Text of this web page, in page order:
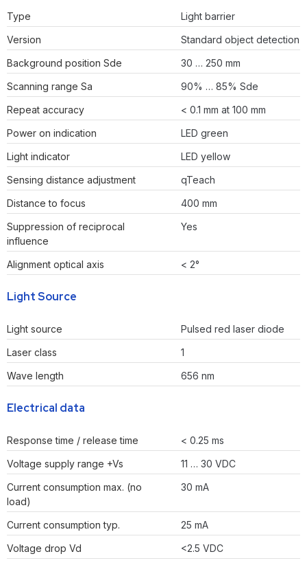
Type
Light barrier
Version
Standard object detection
Background position Sde
30 … 250 mm
Scanning range Sa
90% … 85% Sde
Repeat accuracy
< 0.1 mm at 100 mm
Power on indication
LED green
Light indicator
LED yellow
Sensing distance adjustment
qTeach
Distance to focus
400 mm
Suppression of reciprocal
influence
Yes
Alignment optical axis < 2°
Light Source
Light source
Pulsed red laser diode
Laser class
1
Wave length
656 nm
Electrical data
Response time / release time
< 0.25 ms
Voltage supply range +Vs
11 … 30 VDC
Current consumption max. (no
load)
30 mA
Current consumption typ.
25 mA
Voltage drop Vd
<2.5 VDC